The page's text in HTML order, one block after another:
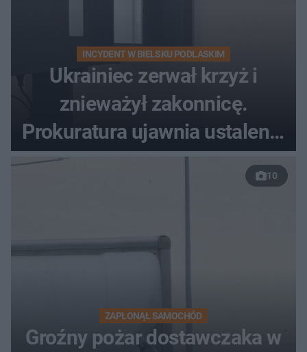
INCYDENT W BIELSKU PODLASKIM
Ukrainiec zerwał krzyż i
znieważył zakonnicę.
Prokuratura ujawnia ustalenia
w sprawie 26-latka
10
ZAPŁONĄŁ SAMOCHÓD
Groźny pożar dostawczaka w